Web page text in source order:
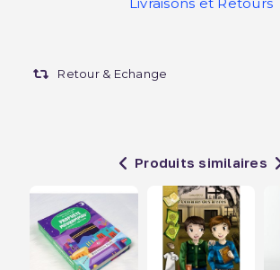
Retour & Echange
Produits similaires